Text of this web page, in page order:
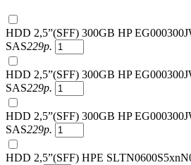
HDD 2,5”(SFF) 300GB HP
SAS229р.
HDD 2,5”(SFF) 300GB HP
SAS229р.
HDD 2,5”(SFF) 300GB HP
SAS229р.
HDD 2,5”(SFF) HPE